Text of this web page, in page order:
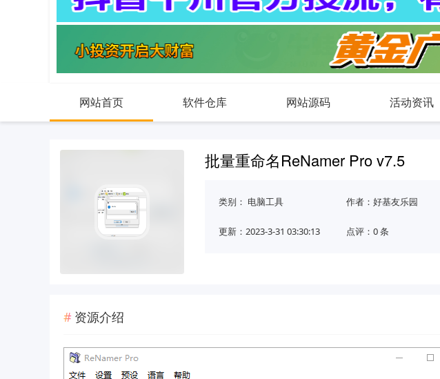
网站首页 软件仓库 网站源码 活动资讯
批量重命名ReNamer Pro v7.5
类别： 电脑工具 作者：好基友乐园
更新：2023-3-31 03:30:13 点评：0 条
资源介绍